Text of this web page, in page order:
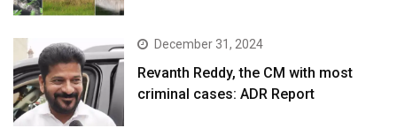
December 31, 2024
Revanth Reddy, the CM with most
criminal cases: ADR Report